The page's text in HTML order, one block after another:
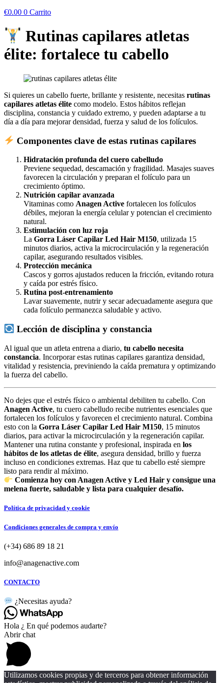
€0.00 0 Carrito
Rutinas capilares atletas
élite: fortalece tu cabello
Si quieres un cabello fuerte, brillante y resistente, necesitas rutinas
capilares atletas élite como modelo. Estos hábitos reflejan
disciplina, constancia y cuidado extremo, y pueden adaptarse a tu
día a día para mejorar densidad, fuerza y salud de los folículos.
Componentes clave de estas rutinas capilares
Hidratación profunda del cuero cabelludo
Previene sequedad, descamación y fragilidad. Masajes suaves
favorecen la circulación y preparan el folículo para un
crecimiento óptimo.
Nutrición capilar avanzada
Vitaminas como Anagen Active fortalecen los folículos
débiles, mejoran la energía celular y potencian el crecimiento
natural.
Estimulación con luz roja
La Gorra Láser Capilar Led Hair M150, utilizada 15
minutos diarios, activa la microcirculación y la regeneración
capilar, asegurando resultados visibles.
Protección mecánica
Cascos y gorros ajustados reducen la fricción, evitando rotura
y caída por estrés físico.
Rutina post-entrenamiento
Lavar suavemente, nutrir y secar adecuadamente asegura que
cada folículo permanezca saludable y activo.
Lección de disciplina y constancia
Al igual que un atleta entrena a diario, tu cabello necesita
constancia. Incorporar estas rutinas capilares garantiza densidad,
vitalidad y resistencia, previniendo la caída prematura y optimizando
la fuerza del cabello.
No dejes que el estrés físico o ambiental debiliten tu cabello. Con
Anagen Active, tu cuero cabelludo recibe nutrientes esenciales que
fortalecen los folículos y favorecen el crecimiento natural. Combina
esto con la Gorra Láser Capilar Led Hair M150, 15 minutos
diarios, para activar la microcirculación y la regeneración capilar.
Mantener una rutina constante y profesional, inspirada en los
hábitos de los atletas de élite, asegura densidad, brillo y fuerza
incluso en condiciones extremas. Haz que tu cabello esté siempre
listo para rendir al máximo.
Comienza hoy con Anagen Active y Led Hair y consigue una
melena fuerte, saludable y lista para cualquier desafío.
Política de privacidad y cookie
Condiciones generales de compra y envío
(+34) 686 89 18 21
info@anagenactive.com
CONTACTO
¿Necesitas ayuda?
Hola ¿ En qué podemos audarte?
Abrir chat
Utilizamos cookies propias y de terceros para obtener información